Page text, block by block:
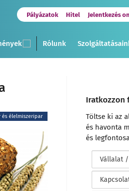
Pályázatok Hitel Jelentkezés
Rólunk
és élelmiszeripar
Iratkozzon
Töltse ki az
és havonta
és